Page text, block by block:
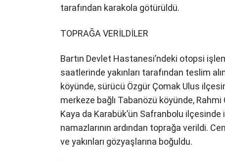
tarafından karakola götürüldü.
TOPRAĞA VERİLDİLER
Bartın Devlet Hastanesi’ndeki otopsi
saatlerinde yakınları tarafından teslim
köyünde, sürücü Özgür Çomak Ulus
merkeze bağlı Tabanözü köyünde,
Kaya da Karabük’ün Safranbolu ilçesinde
namazlarının ardından toprağa verildi.
ve yakınları gözyaşlarına boğuldu.